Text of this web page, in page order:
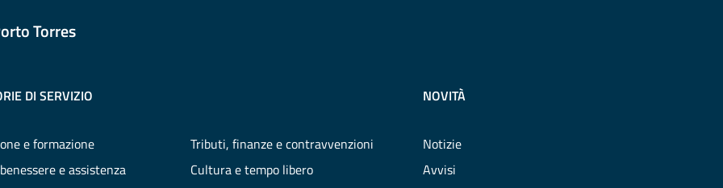
Torres
DI SERVIZIO
e formazione
e assistenza
Tributi, finanze e contravvenzioni
Cultura e tempo libero
NOVITÀ
Notizie
Avvisi